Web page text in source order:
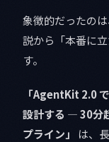
象徴的だったの
説から「本番に
す。
「AgentKit 2.0
設計する — 30分
プライン」
は、